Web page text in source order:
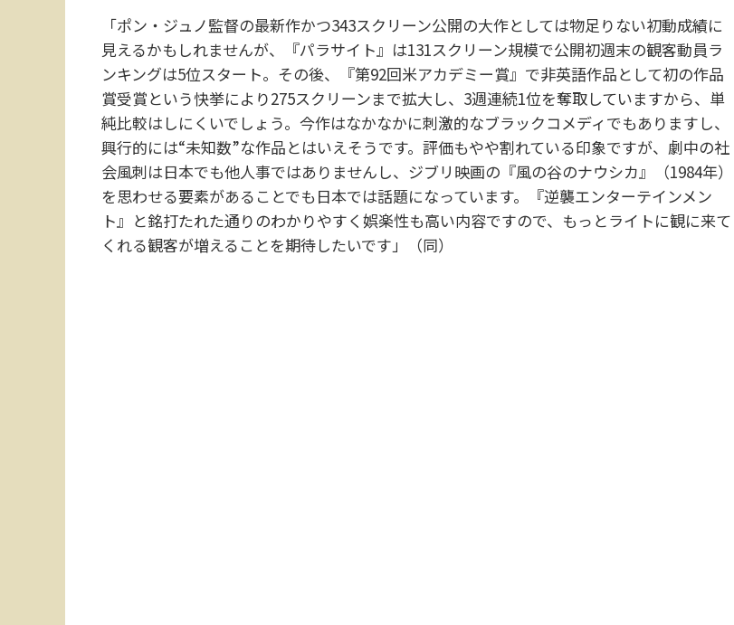
「ポン・ジュノ監督の最新作かつ343スクリーン公開の大作としては物足りない初動成績に
見えるかもしれませんが、『パラサイト』は131スクリーン規模で公開初週末の観客動員ラ
ンキングは5位スタート。その後、『第92回米アカデミー賞』で非英語作品として初の作品
賞受賞という快挙により275スクリーンまで拡大し、3週連続1位を奪取していますから、単
純比較はしにくいでしょう。今作はなかなかに刺激的なブラックコメディでもありますし、
興行的には“未知数”な作品とはいえそうです。評価もやや割れている印象ですが、劇中の社
会風刺は日本でも他人事ではありませんし、ジブリ映画の『風の谷のナウシカ』（1984年）
を思わせる要素があることでも日本では話題になっています。『逆襲エンターテインメン
ト』と銘打たれた通りのわかりやすく娯楽性も高い内容ですので、もっとライトに観に来て
くれる観客が増えることを期待したいです」（同）